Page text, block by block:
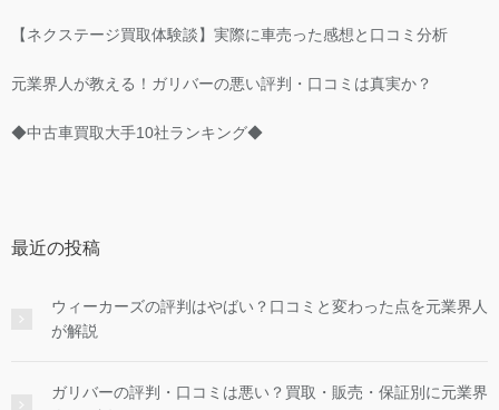
【ネクステージ買取体験談】実際に車売った感想と口コミ分析
元業界人が教える！ガリバーの悪い評判・口コミは真実か？
◆中古車買取大手10社ランキング◆
最近の投稿
ウィーカーズの評判はやばい？口コミと変わった点を元業界人
が解説
ガリバーの評判・口コミは悪い？買取・販売・保証別に元業界